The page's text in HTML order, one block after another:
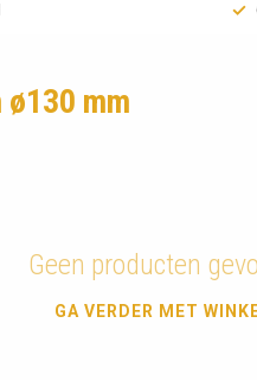
mm
Geen producten
GA VERDER MET